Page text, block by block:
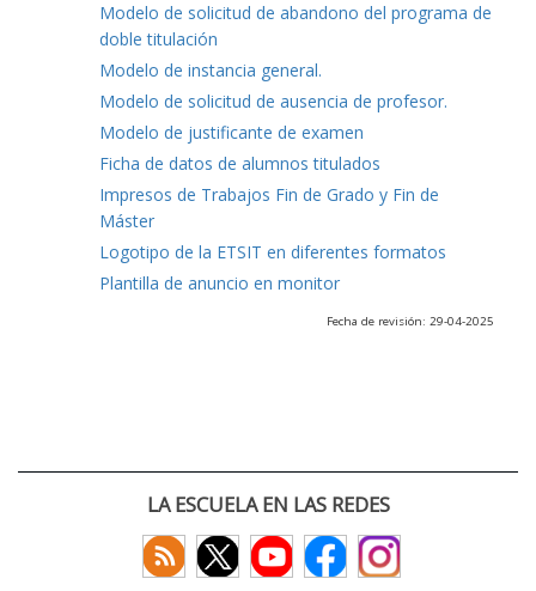
Modelo de solicitud de abandono del programa de
doble titulación
Modelo de instancia general.
Modelo de solicitud de ausencia de profesor.
Modelo de justificante de examen
Ficha de datos de alumnos titulados
Impresos de Trabajos Fin de Grado y Fin de
Máster
Logotipo de la ETSIT en diferentes formatos
Plantilla de anuncio en monitor
Fecha de revisión: 29-04-2025
LA ESCUELA EN LAS REDES